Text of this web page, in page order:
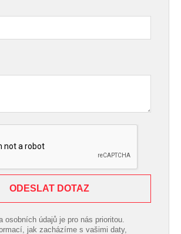
ODESLAT DOTAZ
osobních údajů je pro nás prioritou.
jak zacházíme s vašimi daty,